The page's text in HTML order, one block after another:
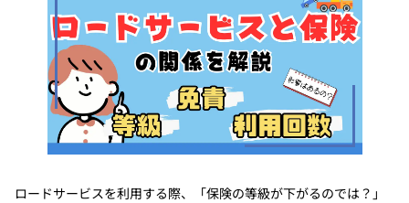
ロードサービスを利用する際、「保険の等級が下がるのでは？」